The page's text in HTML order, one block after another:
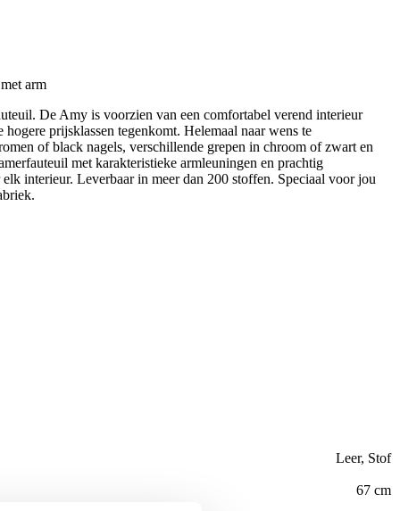
arm
De Amy is voorzien van een comfortabel verend interieur
hogere prijsklassen tegenkomt. Helemaal naar wens te
of black nagels, verschillende grepen in chroom of zwart en
met karakteristieke armleuningen en prachtig
interieur. Leverbaar in meer dan 200 stoffen. Speciaal voor jou
Leer, Stof
67 cm